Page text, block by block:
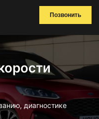
Позвонить
диагностике